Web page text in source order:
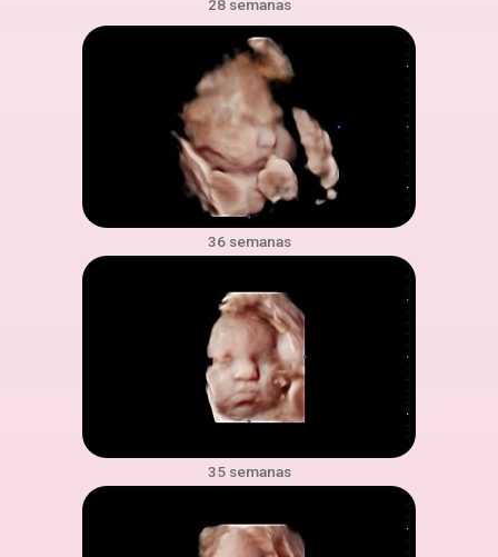
28 semanas
36 semanas
35 semanas